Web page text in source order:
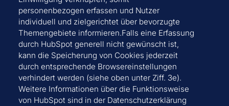
personenbezogen erfassen und Nutzer
individuell und zielgerichtet über bevorzugte
Themengebiete informieren.Falls eine Erfassung
durch HubSpot generell nicht gewünscht ist,
kann die Speicherung von Cookies jederzeit
durch entsprechende Browsereinstellungen
verhindert werden (siehe oben unter Ziff. 3e).
Weitere Informationen über die Funktionsweise
von HubSpot sind in der Datenschutzerklärung